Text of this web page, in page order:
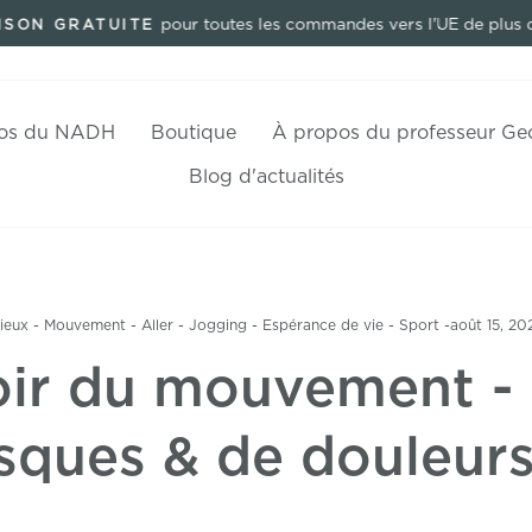
Pause
GRATUITE pour toutes les commandes vers l'UE de plus
du NADH Boutique À propos du professeur
Blog d'actualités
- Mouvement- Aller- Jogging - Espérance de vie- Sport-août 15,
du mouvement -
& de